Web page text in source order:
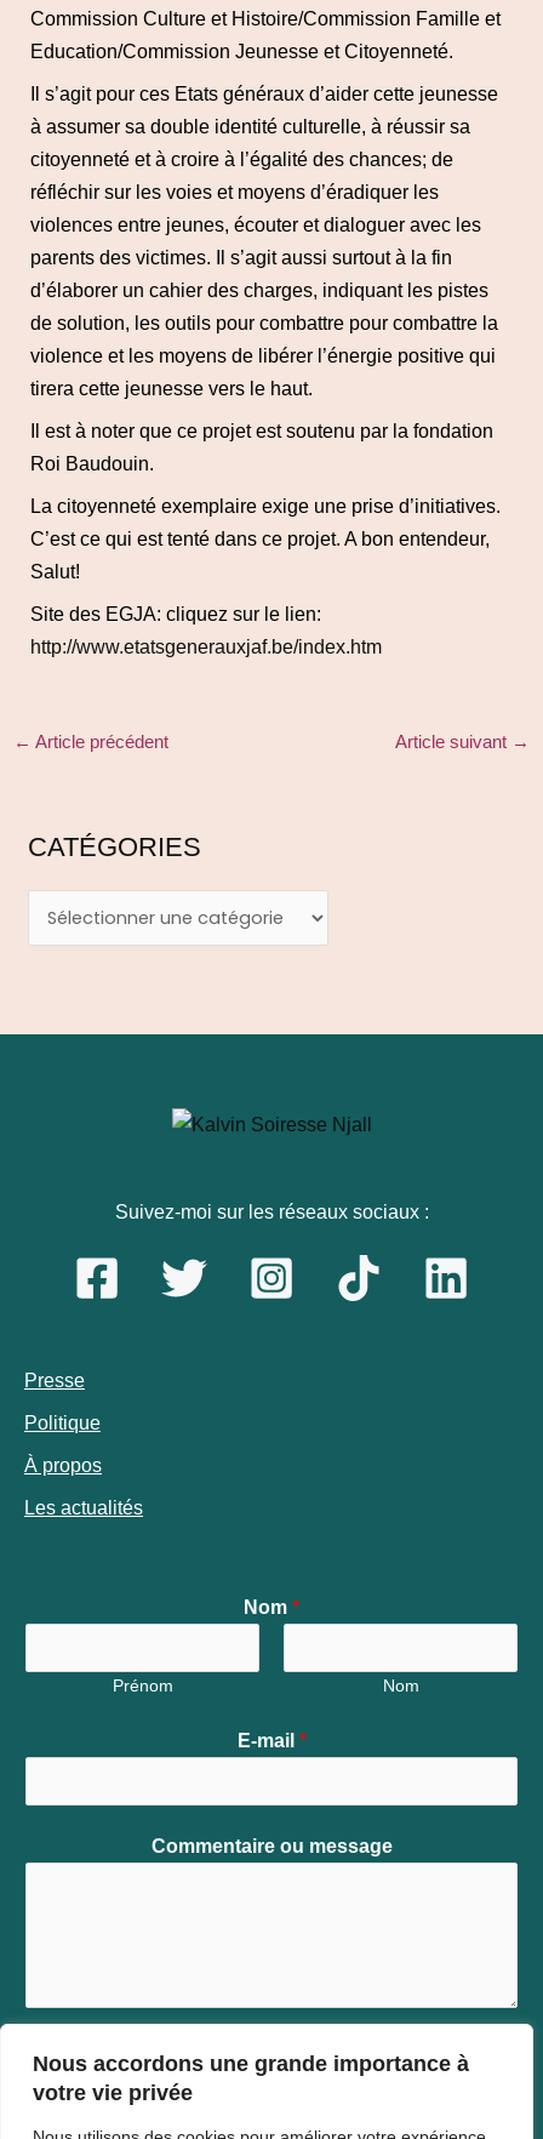
Nous accordons une grande importance à
votre vie privée
Commission Culture et Histoire/Commission Famille et
Education/Commission Jeunesse et Citoyenneté.
Il s’agit pour ces Etats généraux d’aider cette jeunesse
à assumer sa double identité culturelle, à réussir sa
citoyenneté et à croire à l’égalité des chances; de
réfléchir sur les voies et moyens d’éradiquer les
violences entre jeunes, écouter et dialoguer avec les
parents des victimes. Il s’agit aussi surtout à la fin
d’élaborer un cahier des charges, indiquant les pistes
de solution, les outils pour combattre pour combattre la
violence et les moyens de libérer l’énergie positive qui
tirera cette jeunesse vers le haut.
Il est à noter que ce projet est soutenu par la fondation
Roi Baudouin.
La citoyenneté exemplaire exige une prise d’initiatives.
C’est ce qui est tenté dans ce projet. A bon entendeur,
Salut!
Site des EGJA: cliquez sur le lien:
http://www.etatsgenerauxjaf.be/index.htm
← Article précédent Article suivant →
CATÉGORIES
Suivez-moi sur les réseaux sociaux :
Presse
Politique
À propos
Les actualités
Nom *
Prénom Nom
E-mail *
Commentaire ou message